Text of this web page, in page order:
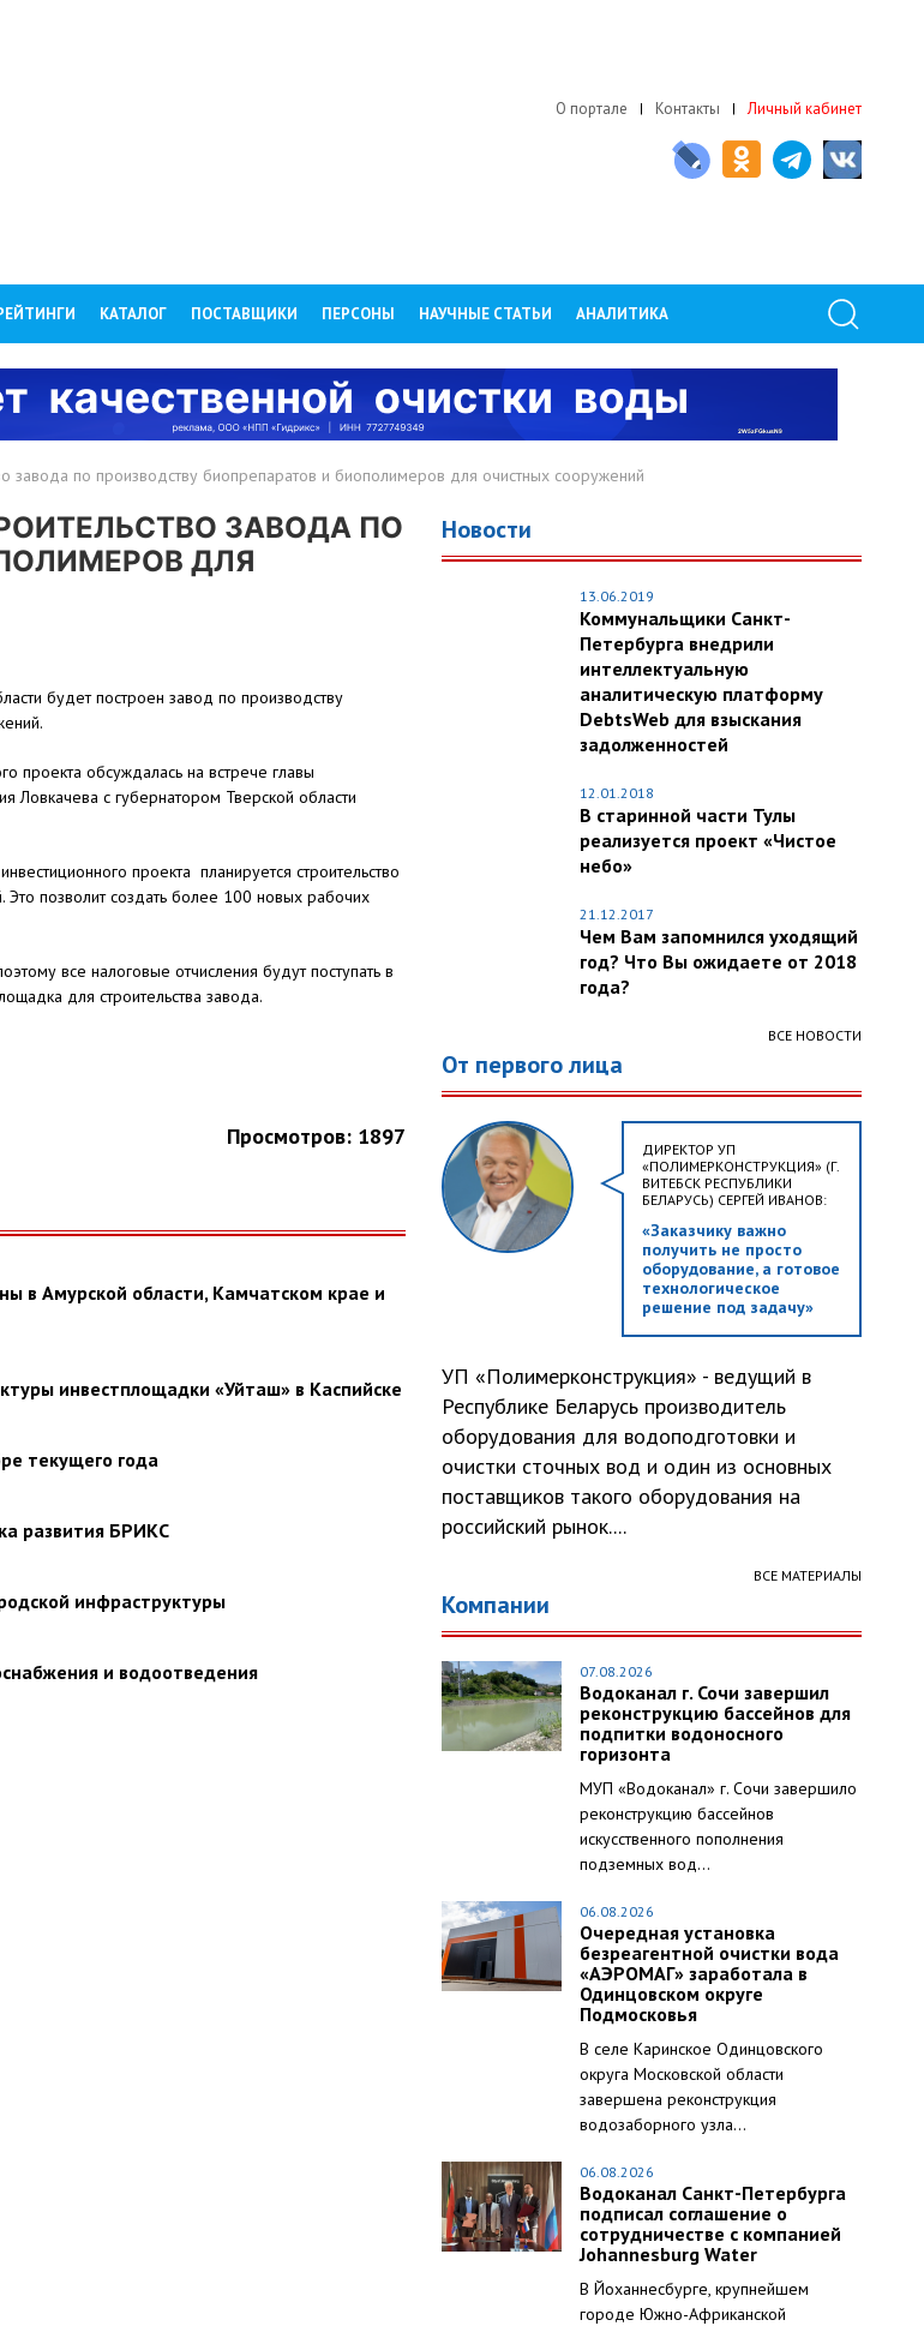
О портале Контакты Личный кабинет
КАТАЛОГ ПОСТАВЩИКИ ПЕРСОНЫ НАУЧНЫЕ СТАТЬИ АНАЛИТИКА
завода по производству биопрепаратов и биополимеров для очистных сооружений
ЗАВОДА ПО
ДЛЯ
будет построен завод по производству
проекта обсуждалась на встрече главы
Ловкачева с губернатором Тверской области
проекта планируется строительство
позволит создать более 100 новых рабочих
все налоговые отчисления будут поступать в
для строительства завода.
Просмотров: 1897
в Амурской области, Камчатском крае и
инвестплощадки «Уйташ» в Каспийске
текущего года
развития БРИКС
инфраструктуры
и водоотведения
Новости
13.06.2019
Коммунальщики Санкт-
Петербурга внедрили
интеллектуальную
аналитическую платформу
DebtsWeb для взыскания
задолженностей
12.01.2018
В старинной части Тулы
реализуется проект «Чистое
небо»
21.12.2017
Чем Вам запомнился уходящий
год? Что Вы ожидаете от 2018
года?
ВСЕ НОВОСТИ
От первого лица
ДИРЕКТОР УП
«ПОЛИМЕРКОНСТРУКЦИЯ» (Г.
ВИТЕБСК РЕСПУБЛИКИ
БЕЛАРУСЬ) СЕРГЕЙ ИВАНОВ:
«Заказчику важно
получить не просто
оборудование, а готовое
технологическое
решение под задачу»
УП «Полимерконструкция» - ведущий в
Республике Беларусь производитель
оборудования для водоподготовки и
очистки сточных вод и один из основных
поставщиков такого оборудования на
российский рынок....
ВСЕ МАТЕРИАЛЫ
Компании
07.08.2026
Водоканал г. Сочи завершил
реконструкцию бассейнов для
подпитки водоносного
горизонта
МУП «Водоканал» г. Сочи завершило
реконструкцию бассейнов
искусственного пополнения
подземных вод...
06.08.2026
Очередная установка
безреагентной очистки вода
«АЭРОМАГ» заработала в
Одинцовском округе
Подмосковья
В селе Каринское Одинцовского
округа Московской области
завершена реконструкция
водозаборного узла...
06.08.2026
Водоканал Санкт-Петербурга
подписал соглашение о
сотрудничестве с компанией
Johannesburg Water
В Йоханнесбурге, крупнейшем
городе Южно-Африканской